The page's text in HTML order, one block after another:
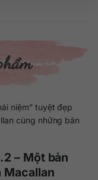
niệm” tuyệt đẹp
cùng những bản
– Một bản
Macallan